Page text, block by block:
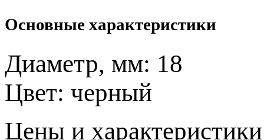
Основные характеристики
Диаметр, мм: 18
Цвет: черный
Цeны и